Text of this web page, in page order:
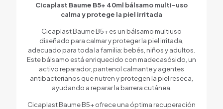
Cicaplast Baume B5+ 40ml bálsamo multi-uso
calma y protege la piel irritada
Cicaplast Baume B5+ es un bálsamo multiuso
diseñado para calmar y proteger la piel irritada,
adecuado para toda la familia: bebés, niños y adultos.
Este bálsamo está enriquecido con madecasósido, un
activo reparador, pantenol calmante y agentes
antibacterianos que nutren y protegen la piel reseca,
ayudando a reparar la barrera cutánea.
Cicaplast Baume B5+ ofrece una óptima recuperación